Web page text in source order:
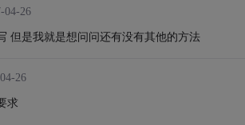
04-26
但是我就是想问问还有没有其他的方法
26
求